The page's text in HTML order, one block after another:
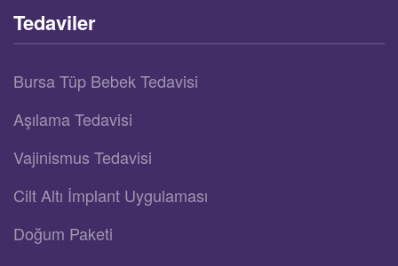
Tedaviler
Bursa Tüp Bebek Tedavisi
Aşılama Tedavisi
Vajinismus Tedavisi
Cilt Altı İmplant Uygulaması
Doğum Paketi